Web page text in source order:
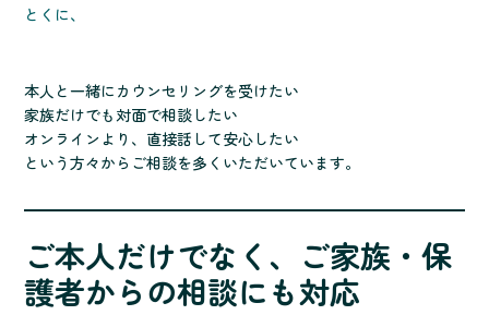
とくに、
本人と一緒にカウンセリングを受けたい
家族だけでも対面で相談したい
オンラインより、直接話して安心したい
という方々からご相談を多くいただいています。
ご本人だけでなく、ご家族・保
護者からの相談にも対応